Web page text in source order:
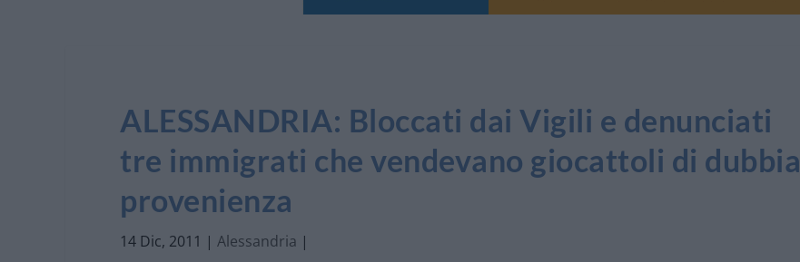
ALESSANDRIA: Bloccati dai Vigili e denunciati
tre immigrati che vendevano giocattoli di dubbia
provenienza
14 Dic, 2011 | Alessandria |